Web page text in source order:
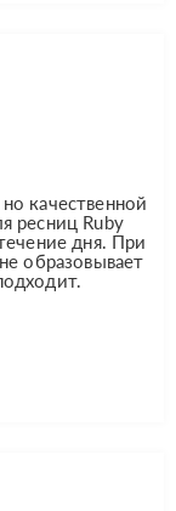
качественной
ресниц Ruby
дня. При
образовывает